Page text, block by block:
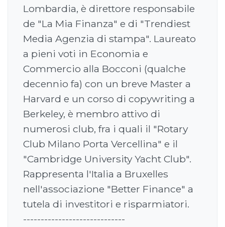
Lombardia, è direttore responsabile
de "La Mia Finanza" e di "Trendiest
Media Agenzia di stampa". Laureato
a pieni voti in Economia e
Commercio alla Bocconi (qualche
decennio fa) con un breve Master a
Harvard e un corso di copywriting a
Berkeley, è membro attivo di
numerosi club, fra i quali il "Rotary
Club Milano Porta Vercellina" e il
"Cambridge University Yacht Club".
Rappresenta l'Italia a Bruxelles
nell'associazione "Better Finance" a
tutela di investitori e risparmiatori.
-----------------------------